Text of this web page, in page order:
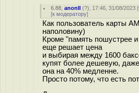
6.88 ,anonII (?), 17:46, 31/08/2023 [
[к модератору]
Как пользователь карты
наполовину)
Кроме "память пошустрее
еще решает цена
и выбирая между 1600
купят более дешевую,
она на 40% медленне.
Просто потому, что есть